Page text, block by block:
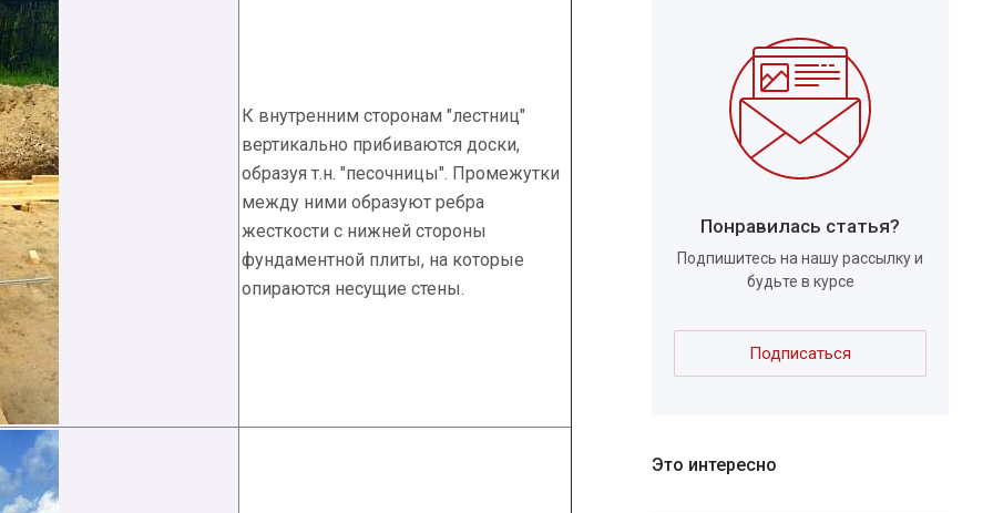
К внутренним сторонам "лестниц"
вертикально прибиваются доски,
образуя т.н. "песочницы". Промежутки
между ними образуют ребра
жесткости с нижней стороны
фундаментной плиты, на которые
опираются несущие стены.
Понравилась статья?
Подпишитесь на нашу рассылку и
будьте в курсе
Подписаться
Это интересно